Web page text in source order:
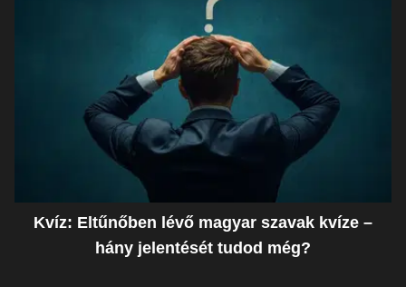
Kvíz: Eltűnőben lévő magyar szavak kvíze –
hány jelentését tudod még?